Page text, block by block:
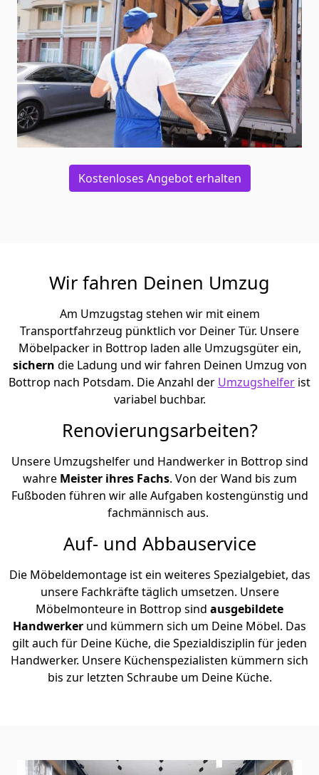
Kostenloses Angebot erhalten
Wir fahren Deinen Umzug
Am Umzugstag stehen wir mit einem
Transportfahrzeug pünktlich vor Deiner Tür. Unsere
Möbelpacker in Bottrop laden alle Umzugsgüter ein,
sichern die Ladung und wir fahren Deinen Umzug von
Bottrop nach Potsdam. Die Anzahl der Umzugshelfer ist
variabel buchbar.
Renovierungsarbeiten?
Unsere Umzugshelfer und Handwerker in Bottrop sind
wahre Meister ihres Fachs. Von der Wand bis zum
Fußboden führen wir alle Aufgaben kostengünstig und
fachmännisch aus.
Auf- und Abbauservice
Die Möbeldemontage ist ein weiteres Spezialgebiet, das
unsere Fachkräfte täglich umsetzen. Unsere
Möbelmonteure in Bottrop sind ausgebildete
Handwerker und kümmern sich um Deine Möbel. Das
gilt auch für Deine Küche, die Spezialdisziplin für jeden
Handwerker. Unsere Küchenspezialisten kümmern sich
bis zur letzten Schraube um Deine Küche.